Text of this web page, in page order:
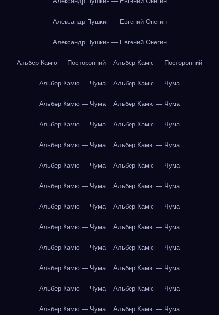
Александр Пушкин — Евгений Онегин
Александр Пушкин — Евгений Онегин
Альбер Камю — Посторонний Альбер Камю — Посторонний
Альбер Камю — Чума Альбер Камю — Чума
Альбер Камю — Чума Альбер Камю — Чума
Альбер Камю — Чума Альбер Камю — Чума
Альбер Камю — Чума Альбер Камю — Чума
Альбер Камю — Чума Альбер Камю — Чума
Альбер Камю — Чума Альбер Камю — Чума
Альбер Камю — Чума Альбер Камю — Чума
Альбер Камю — Чума Альбер Камю — Чума
Альбер Камю — Чума Альбер Камю — Чума
Альбер Камю — Чума Альбер Камю — Чума
Альбер Камю — Чума Альбер Камю — Чума
Альбер Камю — Чума Альбер Камю — Чума